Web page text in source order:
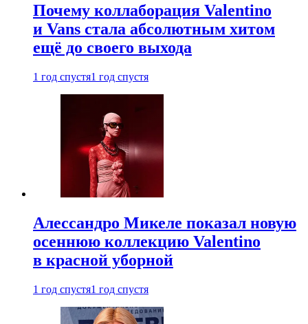
Почему коллаборация Valentino
и Vans стала абсолютным хитом
ещё до своего выхода
1 год спустя1 год спустя
Алессандро Микеле показал новую
осеннюю коллекцию Valentino
в красной уборной
1 год спустя1 год спустя